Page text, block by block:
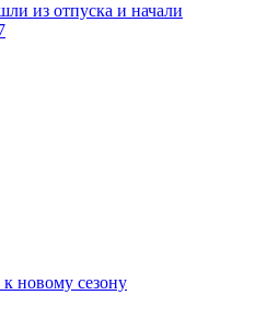
из отпуска и начали
к новому сезону